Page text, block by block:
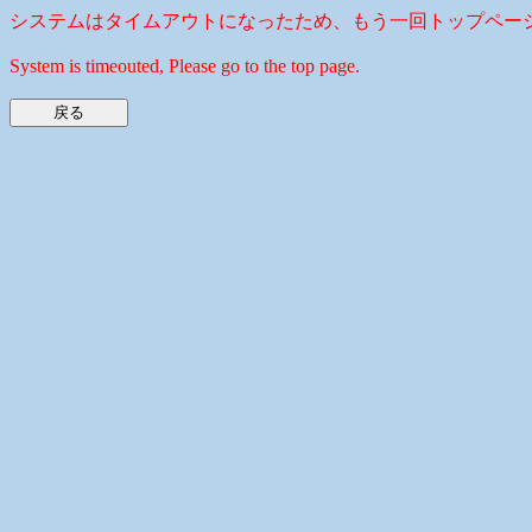
システムはタイムアウトになったため、もう一回トップペー
System is timeouted, Please go to the top page.